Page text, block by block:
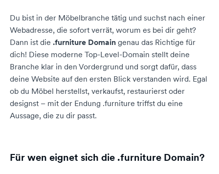
Du bist in der Möbelbranche tätig und suchst nach einer
Webadresse, die sofort verrät, worum es bei dir geht?
Dann ist die .furniture Domain genau das Richtige für
dich! Diese moderne Top-Level-Domain stellt deine
Branche klar in den Vordergrund und sorgt dafür, dass
deine Website auf den ersten Blick verstanden wird. Egal
ob du Möbel herstellst, verkaufst, restaurierst oder
designst – mit der Endung .furniture triffst du eine
Aussage, die zu dir passt.
Für wen eignet sich die .furniture Domain?